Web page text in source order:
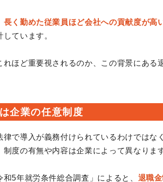
長く勤めた従業員ほど会社への貢献度が高
ています。
れほど重要視されるのか、この背景にある
企業の任意制度
律で導入が義務付けられているわけではな
制度の有無や内容は企業によって異なりま
和5年就労条件総合調査」によると、 退職